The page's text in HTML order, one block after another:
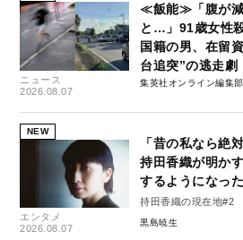
ニュース
2026.08.07
≪飯能≫「腹が減
と…」91歳女性
国籍の男、在留
台追突”の逃走劇
集英社オンライン編集
NEW
エンタメ
2026.08.07
「昔の私なら絶
持田香織が明か
するようになっ
持田香織の現在地#2
黒島暁生